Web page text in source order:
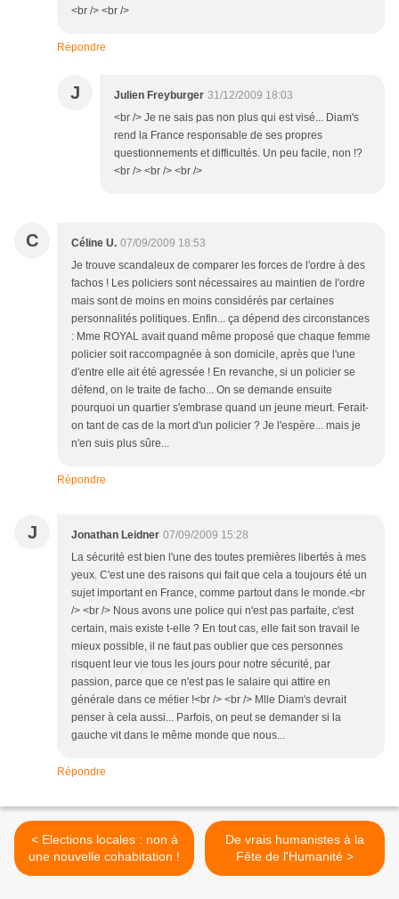
<br /> <br />
Répondre
J Julien Freyburger 31/12/2009 18:03
<br /> Je ne sais pas non plus qui est visé... Diam's
rend la France responsable de ses propres
questionnements et difficultés. Un peu facile, non !?
<br /> <br /> <br />
C Céline U. 07/09/2009 18:53
Je trouve scandaleux de comparer les forces de l'ordre à des
fachos ! Les policiers sont nécessaires au maintien de l'ordre
mais sont de moins en moins considérés par certaines
personnalités politiques. Enfin... ça dépend des circonstances
: Mme ROYAL avait quand même proposé que chaque femme
policier soit raccompagnée à son domicile, après que l'une
d'entre elle ait été agressée ! En revanche, si un policier se
défend, on le traite de facho... On se demande ensuite
pourquoi un quartier s'embrase quand un jeune meurt. Ferait-
on tant de cas de la mort d'un policier ? Je l'espère... mais je
n'en suis plus sûre...
Répondre
J Jonathan Leidner 07/09/2009 15:28
La sécurité est bien l'une des toutes premières libertés à mes
yeux. C'est une des raisons qui fait que cela a toujours été un
sujet important en France, comme partout dans le monde.<br
/> <br /> Nous avons une police qui n'est pas parfaite, c'est
certain, mais existe t-elle ? En tout cas, elle fait son travail le
mieux possible, il ne faut pas oublier que ces personnes
risquent leur vie tous les jours pour notre sécurité, par
passion, parce que ce n'est pas le salaire qui attire en
générale dans ce métier !<br /> <br /> Mlle Diam's devrait
penser à cela aussi... Parfois, on peut se demander si la
gauche vit dans le même monde que nous...
Répondre
< Elections locales : non à
une nouvelle cohabitation !
De vrais humanistes à la
Fête de l'Humanité >